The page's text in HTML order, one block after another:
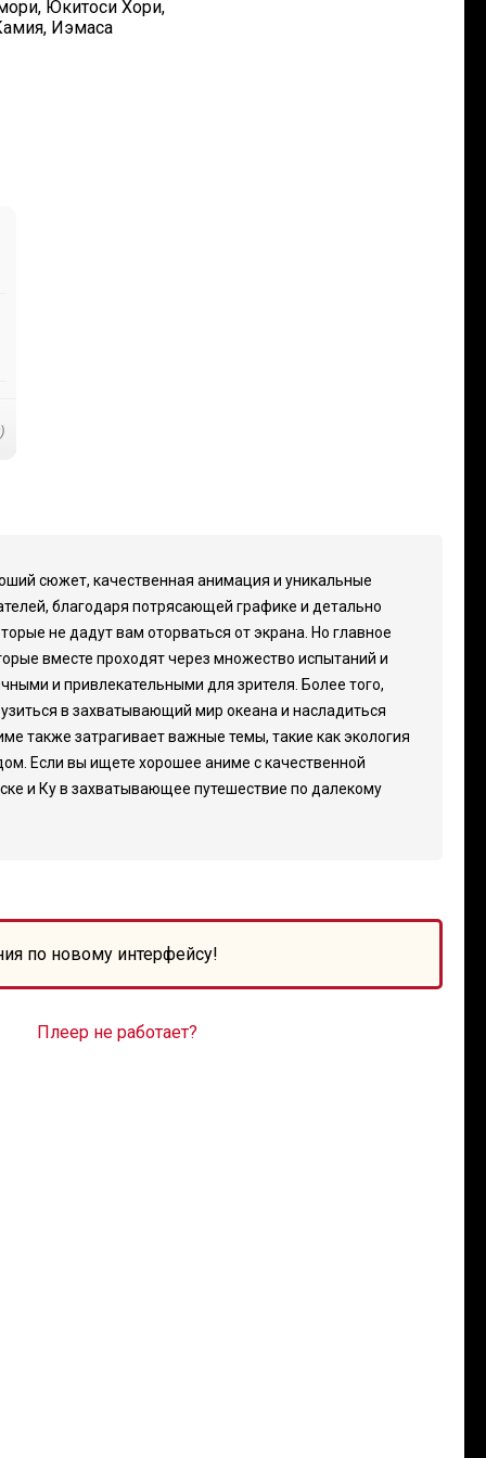
Юкитоси Хори,
Иэмаса
)
сюжет, качественная анимация и уникальные
благодаря потрясающей графике и детально
не дадут вам оторваться от экрана. Но главное
вместе проходят через множество испытаний и
и привлекательными для зрителя. Более того,
в захватывающий мир океана и насладиться
также затрагивает важные темы, такие как экология
Если вы ищете хорошее аниме с качественной
и Ку в захватывающее путешествие по далекому
по новому интерфейсу!
Плеер не работает?